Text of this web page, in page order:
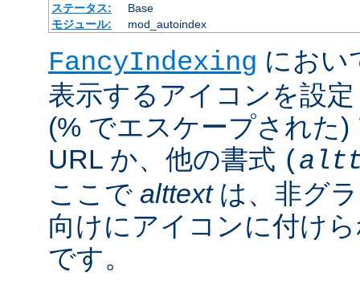
ステータス:
Base
モジュール:
mod_autoindex
FancyIndexing におい
表示するアイコンを設
(% でエスケープされた
URL か、他の書式 (
ここで alttextは、非グ
向けにアイコンに付け
です。